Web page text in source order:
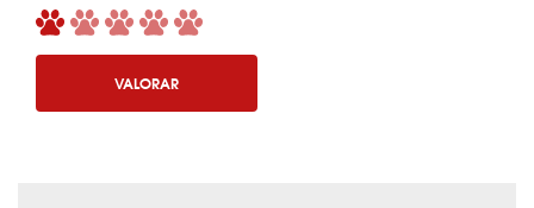
VALORAR